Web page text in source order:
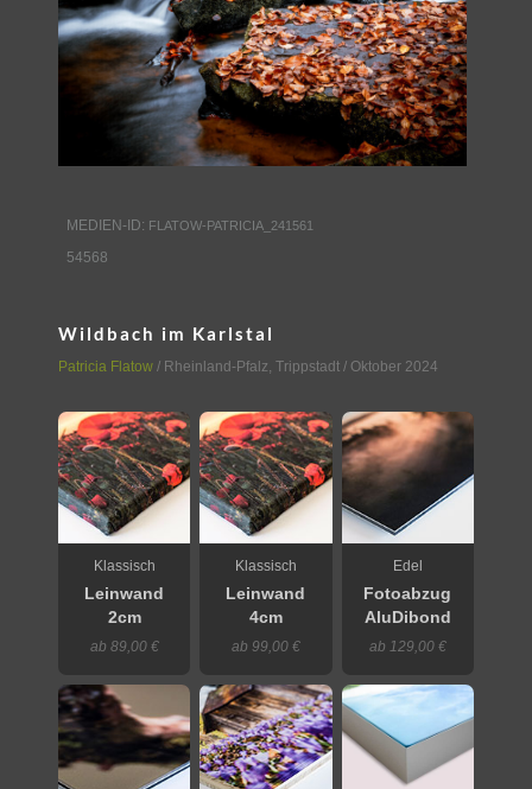
MEDIEN-ID: FLATOW-PATRICIA_241561
54568
Wildbach im Karlstal
Patricia Flatow / Rheinland-Pfalz, Trippstadt / Oktober 2024
Klassisch
Leinwand
2cm
ab 89,00 €
Klassisch
Leinwand
4cm
ab 99,00 €
Edel
Fotoabzug
AluDibond
ab 129,00 €